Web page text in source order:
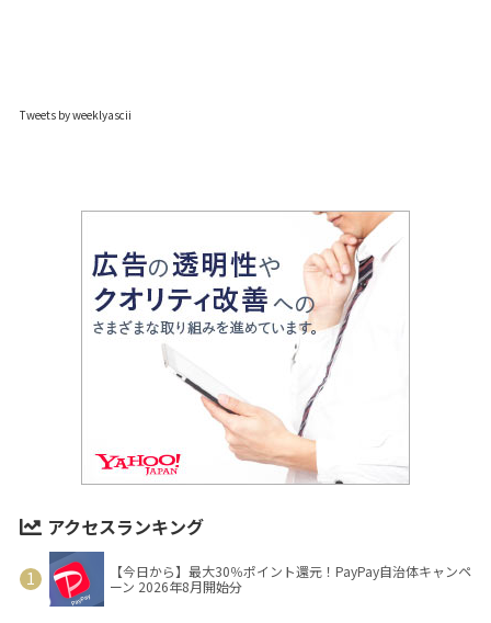
Tweets by weeklyascii
アクセスランキング
【今日から】最大30％ポイント還元！PayPay自治体キャンペ
ーン 2026年8月開始分